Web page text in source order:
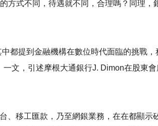
方式不同，待遇就不同，合理嗎？同理
都提到金融機構在數位時代面臨的挑戰
一文，引述摩根大通銀行J. Dimon在股東
移工匯款，乃至網銀業務，在在都顯示